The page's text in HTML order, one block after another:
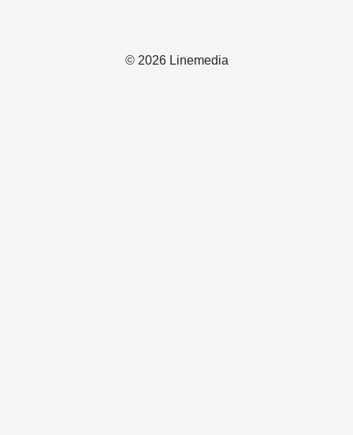
© 2026 Linemedia